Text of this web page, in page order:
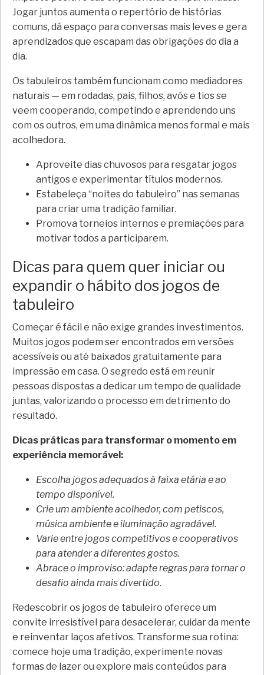
Jogar juntos aumenta o repertório de histórias
comuns, dá espaço para conversas mais leves e gera
aprendizados que escapam das obrigações do dia a
dia.
Os tabuleiros também funcionam como mediadores
naturais — em rodadas, pais, filhos, avós e tios se
veem cooperando, competindo e aprendendo uns
com os outros, em uma dinâmica menos formal e mais
acolhedora.
Aproveite dias chuvosos para resgatar jogos
antigos e experimentar títulos modernos.
Estabeleça “noites do tabuleiro” nas semanas
para criar uma tradição familiar.
Promova torneios internos e premiações para
motivar todos a participarem.
Dicas para quem quer iniciar ou
expandir o hábito dos jogos de
tabuleiro
Começar é fácil e não exige grandes investimentos.
Muitos jogos podem ser encontrados em versões
acessíveis ou até baixados gratuitamente para
impressão em casa. O segredo está em reunir
pessoas dispostas a dedicar um tempo de qualidade
juntas, valorizando o processo em detrimento do
resultado.
Dicas práticas para transformar o momento em
experiência memorável:
Escolha jogos adequados à faixa etária e ao
tempo disponível.
Crie um ambiente acolhedor, com petiscos,
música ambiente e iluminação agradável.
Varie entre jogos competitivos e cooperativos
para atender a diferentes gostos.
Abrace o improviso: adapte regras para tornar o
desafio ainda mais divertido.
Redescobrir os jogos de tabuleiro oferece um
convite irresistível para desacelerar, cuidar da mente
e reinventar laços afetivos. Transforme sua rotina:
comece hoje uma tradição, experimente novas
formas de lazer ou explore mais conteúdos para